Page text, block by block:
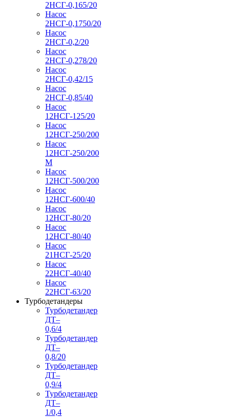
2НСГ-0,165/20
Насос
2НСГ-0,1750/20
Насос
2НСГ-0,2/20
Насос
2НСГ-0,278/20
Насос
2НСГ-0,42/15
Насос
2НСГ-0,85/40
Насос
12НСГ-125/20
Насос
12НСГ-250/200
Насос
12НСГ-250/200
М
Насос
12НСГ-500/200
Насос
12НСГ-600/40
Насос
12НСГ-80/20
Насос
12НСГ-80/40
Насос
21НСГ-25/20
Насос
22НСГ-40/40
Насос
22НСГ-63/20
Турбодетандеры
Турбодетандер
ДТ–
0,6/4
Турбодетандер
ДТ–
0,8/20
Турбодетандер
ДТ–
0,9/4
Турбодетандер
ДТ–
1/0,4